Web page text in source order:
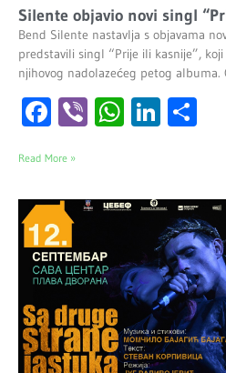
Silente objavio novi singl
Bend Silente nastavlja s objavama
predstavili singl “Prije ili kasnije”,
njihovog nadolazećeg petog albuma.
Facebook
Viber
Read More »